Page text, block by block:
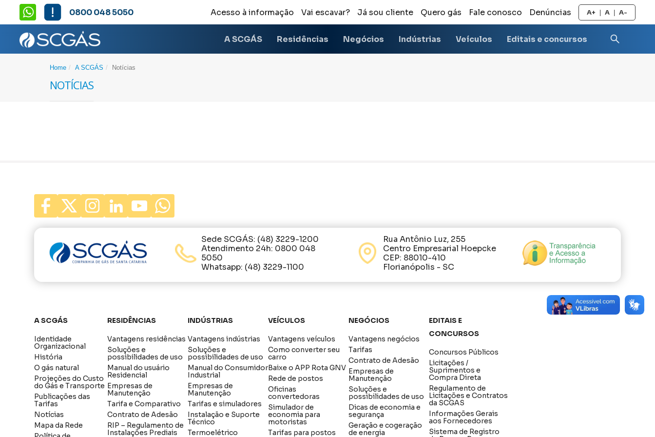
0800 048 5050 Acesso à informação Vai escavar? Já sou cliente Quero gás Fale conosco Denúncias A+ | A | A-
A SCGÁS Residências Negócios Indústrias Veículos Editais e concursos
Home A SCGÁS Notícias
Notícias
Sede SCGÁS: (48) 3229-1200
Atendimento 24h: 0800 048
5050
Whatsapp: (48) 3229-1100
Rua Antônio Luz, 255
Centro Empresarial Hoepcke
CEP: 88010-410
Florianópolis - SC
A SCGÁS
Identidade
Organizacional
História
O gás natural
Projeções do Custo
do Gás e Transporte
Publicações das
Tarifas
Notícias
Mapa da Rede
Residências
Vantagens residências
Soluções e
possibilidades de uso
Manual do usuário
Residencial
Empresas de
Manutenção
Tarifa e Comparativo
Contrato de Adesão
RIP – Regulamento de
Instalações Prediais
Indústrias
Vantagens indústrias
Soluções e
possibilidades de uso
Manual do Consumidor
Industrial
Empresas de
Manutenção
Tarifas e simuladores
Instalação e Suporte
Técnico
Termoelétrico
Veículos
Vantagens veículos
Como converter seu
carro
Baixe o APP Rota GNV
Rede de postos
Oficinas
convertedoras
Simulador de
economia para
motoristas
Tarifas para postos
Negócios
Vantagens negócios
Tarifas
Contrato de Adesão
Empresas de
Manutenção
Soluções e
possibilidades de uso
Dicas de economia e
segurança
Geração e cogeração
de energia
Editais e
Concursos
Concursos Públicos
Licitações /
Suprimentos e
Compra Direta
Regulamento de
Licitações e Contratos
da SCGAS
Informações Gerais
aos Fornecedores
Sistema de Registro